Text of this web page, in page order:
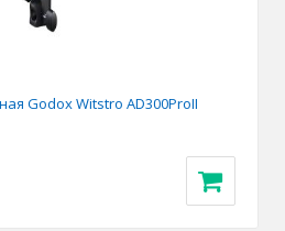
Godox Witstro AD300ProII